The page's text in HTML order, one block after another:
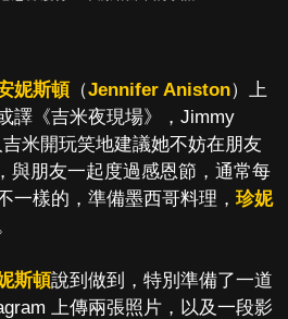
妮斯頓（Jennifer Aniston）上
譯《吉米夜現場》，Jimmy
米開玩笑地建議她不妨在朋友
與朋友一起度過感恩節，通常每
一樣的，準備墨西哥料理， 珍妮
斯頓說到做到，特別準備了一道
上傳兩張照片，以及一段影